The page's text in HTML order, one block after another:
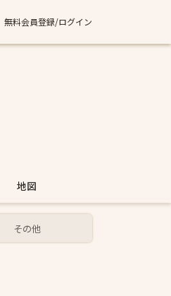
無料会員登録/ログイン
その他
地図